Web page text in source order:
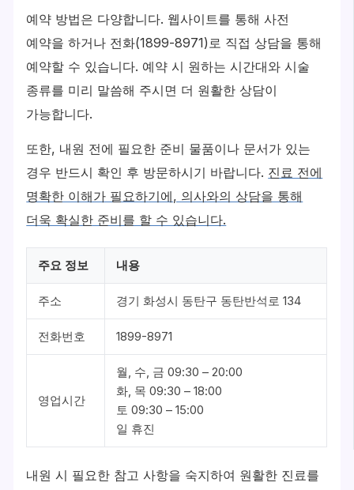
예약 방법은 다양합니다. 웹사이트를 통해 사전
예약을 하거나 전화(1899-8971)로 직접 상담을 통해
예약할 수 있습니다. 예약 시 원하는 시간대와 시술
종류를 미리 말씀해 주시면 더 원활한 상담이
가능합니다.
또한, 내원 전에 필요한 준비 물품이나 문서가 있는
경우 반드시 확인 후 방문하시기 바랍니다. 진료 전에
명확한 이해가 필요하기에, 의사와의 상담을 통해
더욱 확실한 준비를 할 수 있습니다.
주요 정보 내용
주소 경기 화성시 동탄구 동탄반석로 134
전화번호 1899-8971
영업시간
월, 수, 금 09:30 – 20:00
화, 목 09:30 – 18:00
토 09:30 – 15:00
일 휴진
내원 시 필요한 참고 사항을 숙지하여 원활한 진료를